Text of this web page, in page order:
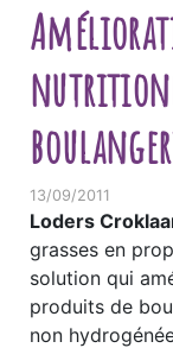
13/09/2011
Loders
grasses en
solution qui
produits de
non